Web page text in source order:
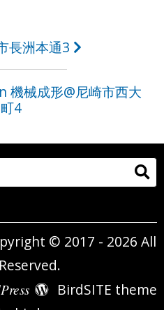
長洲本通3
械成形@尼崎市西大
4
© 2017 - 2026 All
BirdSITE theme